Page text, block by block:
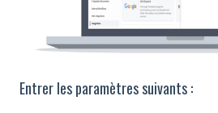
Entrer les paramètres suivants :